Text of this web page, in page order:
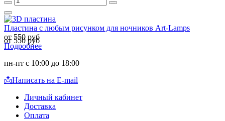
Пластина с любым рисунком для ночников Art-Lamps
от 550 руб
от 550 руб
Подробнее
пн-пт с 10:00 до 18:00
📩Написать на E-mail
Личный кабинет
Доставка
Оплата